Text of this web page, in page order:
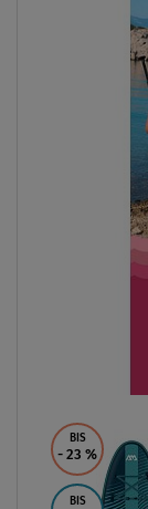
BIS
- 23 %
BIS